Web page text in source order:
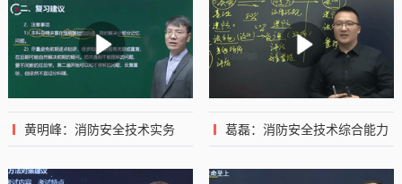
黄明峰：消防安全技术实务 葛磊：消防安全技术综合能力